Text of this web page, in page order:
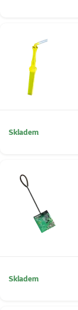
Skladem
Skladem